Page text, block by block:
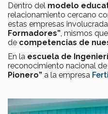
Dentro del modelo
relacionamiento cercano
estas empresas
Formadores”, mismos
de competencias de
En la escuela de
reconocimiento nacional de
Pionero” a la empresa